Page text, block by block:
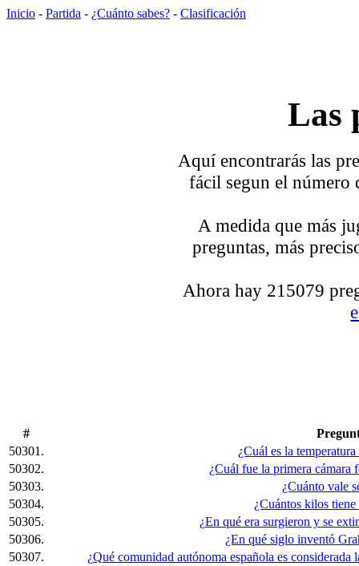
Inicio - Partida - ¿Cuánto sabes? - Clasificación
Las
Aquí encontrarás las
fácil segun el número
A medida que más
preguntas, más
Ahora hay 215079
#
50301.
¿Cuál es la
50302.
¿Cuál fue la primera cámara
50303.
¿Cuánto vale
50304.
¿Cuántos kilos tiene
50305.
¿En qué era surgieron y se
50306.
¿En qué siglo inventó
50307.
¿Qué comunidad autónoma española es